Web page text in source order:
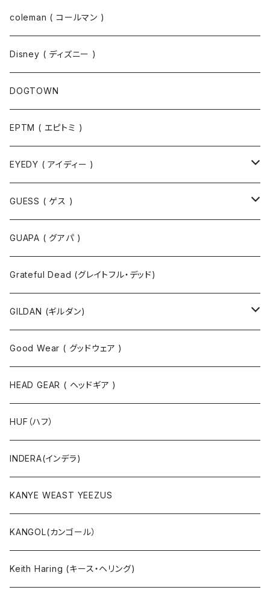
コート
ポロシャツ
パンツ
パーカー
スウェット
Tシャツ
coleman ( コールマン )
Disney ( ディズニー )
DOGTOWN
EPTM ( エピトミ )
EYEDY ( アイディー )
Tシャツ
半袖Tシャツ
長袖Tシャツ
ポロシャツ
シャツ
スウェット
パーカ
ジャケット
ニット
ボトムス
セットアップ
小物・雑貨
タンクトップ
GUESS ( ゲス )
ジャケット
GUAPA ( グアパ )
Grateful Dead (グレイトフル・デッド)
GILDAN (ギルダン)
ソックス
Good Wear ( グッドウェア )
HEAD GEAR ( ヘッドギア )
HUF（ハフ）
INDERA(インデラ)
KANYE WEAST YEEZUS
KANGOL(カンゴール）
Keith Haring (キース・ヘリング)